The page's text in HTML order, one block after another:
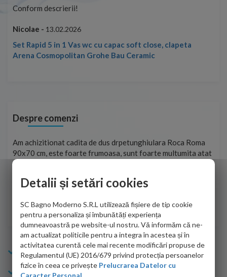
Conform descrierii!
Nicolae - 13.02.2026
Set Rapid 5 in 1 Vas wc cu capac soft close, clapeta
Arena Cosmopolitan Grohe Bau Ceramic
Despre comenzi
Am achizitionat cadita de dus drpetunghiulara Roca Roma
90x70 cm, este foarte frumoasa, sunt foarte multumita atat
de personalul firmei dvs. cu care am colaborat in obtinerea
adus coletul in siguranta.Numai bine, va doresc!
Sofrone Viviana -28.07.2026
Info Bagno
Cumparaturi
Detalii și setări cookies
SC Bagno Moderno S.R.L utilizează fișiere de tip cookie
pentru a personaliza și îmbunătăți experiența
dumneavoastră pe website-ul nostru. Vă informăm că ne-
am actualizat politicile pentru a integra în acestea și în
activitatea curentă cele mai recente modificări propuse de
Regulamentul (UE) 2016/679 privind protecția persoanelor
fizice în ceea ce privește Prelucrarea Datelor cu
Caracter Personal.